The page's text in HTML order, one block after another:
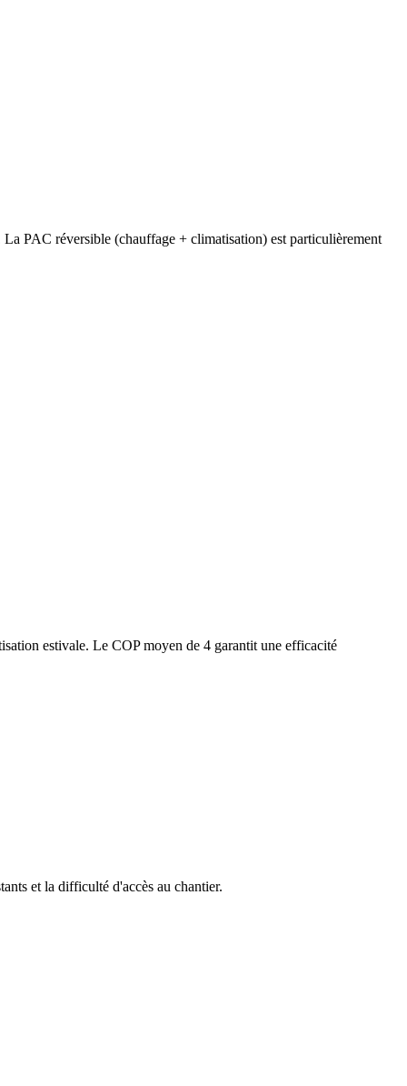
PAC réversible (chauffage + climatisation) est particulièrement
estivale. Le COP moyen de 4 garantit une efficacité
et la difficulté d'accès au chantier.